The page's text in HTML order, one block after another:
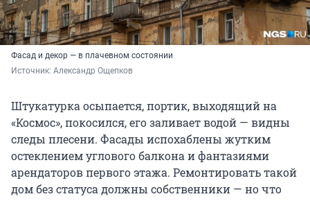
Фасад и декор — в плачевном состоянии
Источник: Александр Ощепков
Штукатурка осыпается, портик, выходящий на
«Космос», покосился, его заливает водой — видны
следы плесени. Фасады испохаблены жутким
остеклением углового балкона и фантазиями
арендаторов первого этажа. Ремонтировать такой
дом без статуса должны собственники — но что